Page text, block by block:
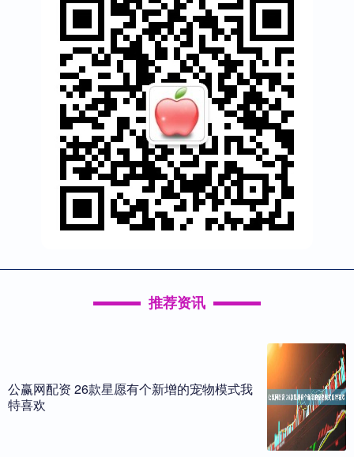
推荐资讯
公赢网配资 26款星愿有个新增的宠物模式我
特喜欢